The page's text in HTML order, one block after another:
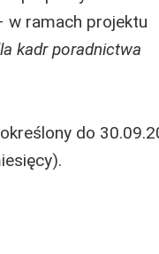
w ramach projektu
kadr poradnictwa
do